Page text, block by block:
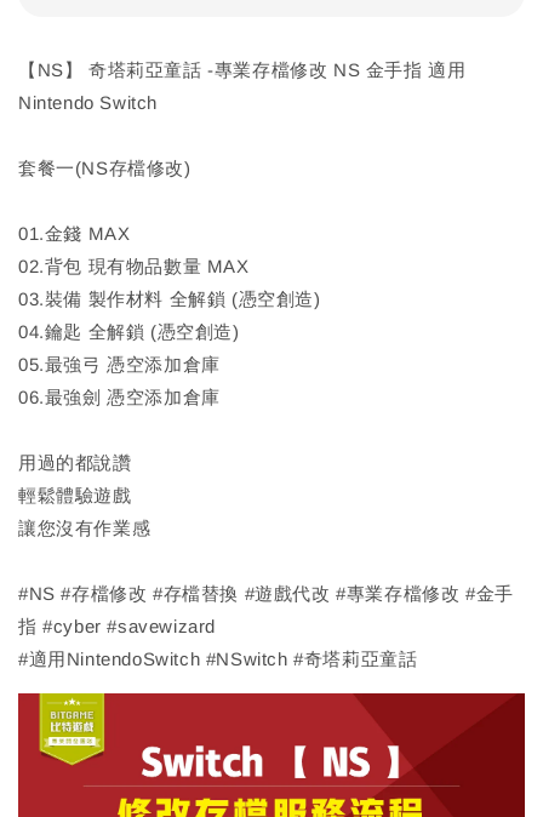
【NS】 奇塔莉亞童話 -專業存檔修改 NS 金手指 適用
Nintendo Switch
套餐一(NS存檔修改)
01.金錢 MAX
02.背包 現有物品數量 MAX
03.裝備 製作材料 全解鎖 (憑空創造)
04.鑰匙 全解鎖 (憑空創造)
05.最強弓 憑空添加倉庫
06.最強劍 憑空添加倉庫
用過的都說讚
輕鬆體驗遊戲
讓您沒有作業感
#NS #存檔修改 #存檔替換 #遊戲代改 #專業存檔修改 #金手
指 #cyber #savewizard
#適用NintendoSwitch #NSwitch #奇塔莉亞童話